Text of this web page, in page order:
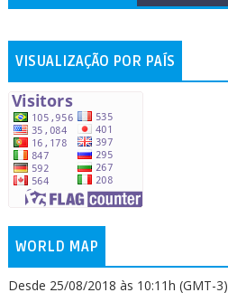
VISUALIZAÇÃO POR PAÍS
WORLD MAP
Desde 25/08/2018 às 10:11h (GMT-3)